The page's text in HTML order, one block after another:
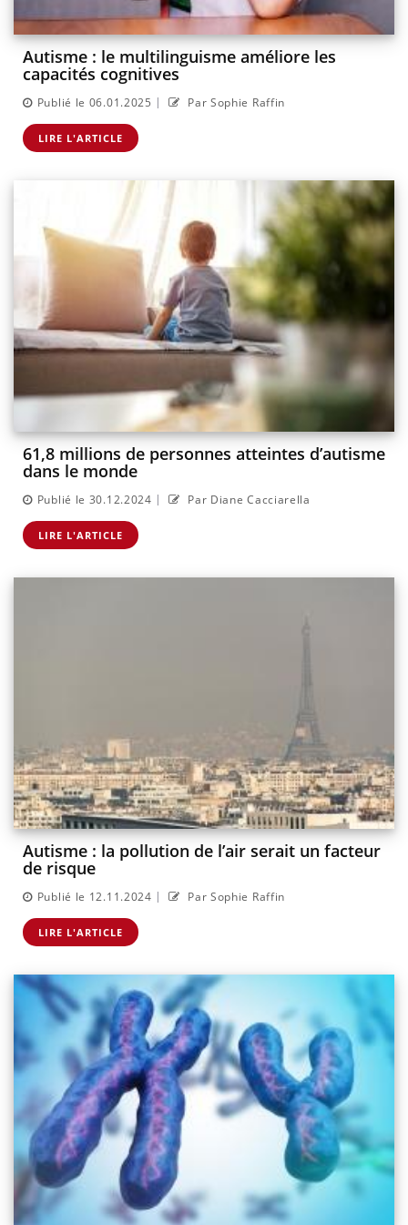
Autisme : le multilinguisme améliore les
capacités cognitives
Publié le 06.01.2025 | Par Sophie Raffin
LIRE L'ARTICLE
61,8 millions de personnes atteintes d’autisme
dans le monde
Publié le 30.12.2024 | Par Diane Cacciarella
LIRE L'ARTICLE
Autisme : la pollution de l’air serait un facteur
de risque
Publié le 12.11.2024 | Par Sophie Raffin
LIRE L'ARTICLE